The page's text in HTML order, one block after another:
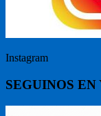
Instagram
SEGUINOS